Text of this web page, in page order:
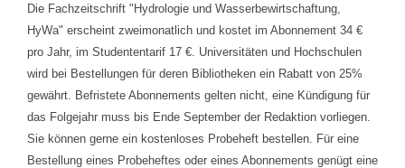
Die Fachzeitschrift "Hydrologie und Wasserbewirtschaftung,
HyWa" erscheint zweimonatlich und kostet im Abonnement 34 €
pro Jahr, im Studententarif 17 €. Universitäten und Hochschulen
wird bei Bestellungen für deren Bibliotheken ein Rabatt von 25%
gewährt. Befristete Abonnements gelten nicht, eine Kündigung für
das Folgejahr muss bis Ende September der Redaktion vorliegen.
Sie können gerne ein kostenloses Probeheft bestellen. Für eine
Bestellung eines Probeheftes oder eines Abonnements genügt eine